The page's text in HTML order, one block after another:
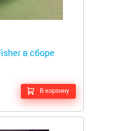
в сборе
В корзину